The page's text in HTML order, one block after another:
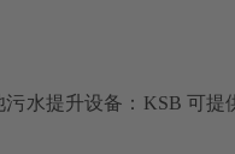
水提升设备：KSB 可提